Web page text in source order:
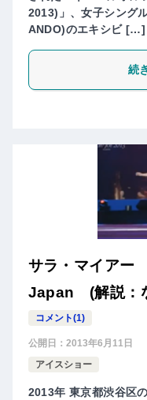
2013)」、女子シング
ANDO)のエキシビ […]
続
サラ・マイア
Japan (解説：
コメント(1)
公開日： 2013年6月11日
アイスショー
2013年 東京都渋谷区